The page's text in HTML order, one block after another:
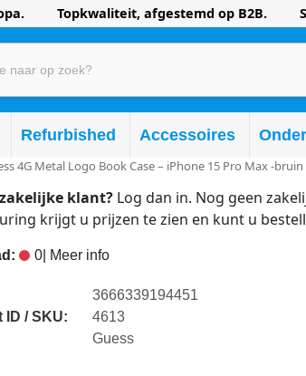
Topkwaliteit, afgestemd op B2B.
Refurbished Accessoires
4G Metal Logo Book Case – iPhone 15 Pro Max -bruin
klant? Log dan in. Nog geen
krijgt u prijzen te zien en kunt u
0 | Meer info
3666339194451
ID / SKU:
4613
Guess